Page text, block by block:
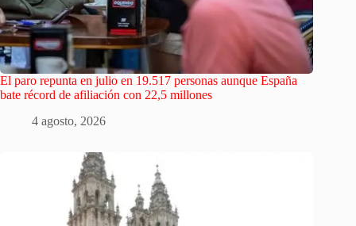
El paro repunta en julio en 19.517 personas aunque España
bate récord de afiliación con 22,5 millones
4 agosto, 2026